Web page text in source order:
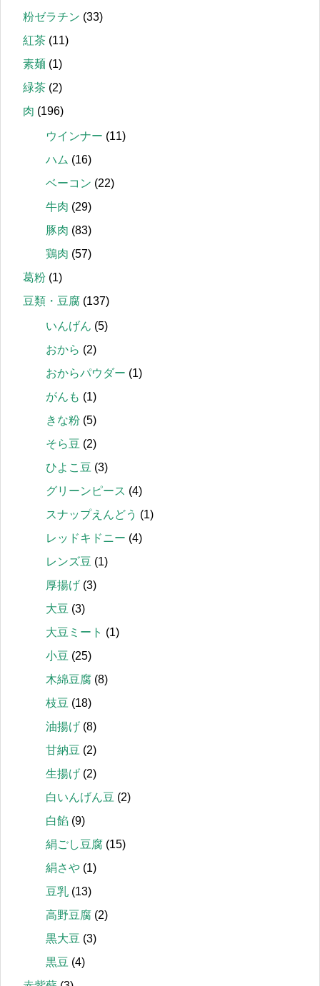
粉ゼラチン (33)
紅茶 (11)
素麺 (1)
緑茶 (2)
肉 (196)
ウインナー (11)
ハム (16)
ベーコン (22)
牛肉 (29)
豚肉 (83)
鶏肉 (57)
葛粉 (1)
豆類・豆腐 (137)
いんげん (5)
おから (2)
おからパウダー (1)
がんも (1)
きな粉 (5)
そら豆 (2)
ひよこ豆 (3)
グリーンピース (4)
スナップえんどう (1)
レッドキドニー (4)
レンズ豆 (1)
厚揚げ (3)
大豆 (3)
大豆ミート (1)
小豆 (25)
木綿豆腐 (8)
枝豆 (18)
油揚げ (8)
甘納豆 (2)
生揚げ (2)
白いんげん豆 (2)
白餡 (9)
絹ごし豆腐 (15)
絹さや (1)
豆乳 (13)
高野豆腐 (2)
黒大豆 (3)
黒豆 (4)